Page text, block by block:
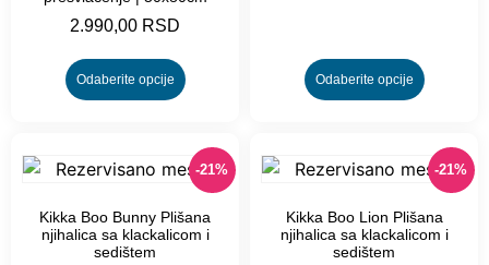
2.990,00 RSD
Odaberite opcije Odaberite opcije
-21%
Kikka Boo Bunny Plišana
njihalica sa klackalicom i
sedištem
-21%
Kikka Boo Lion Plišana
njihalica sa klackalicom i
sedištem